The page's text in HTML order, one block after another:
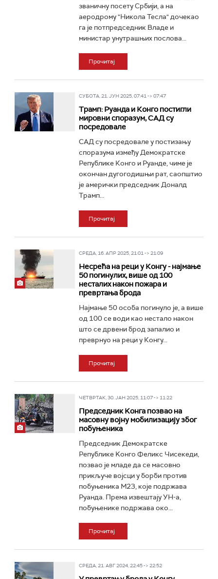
званичну посету Србији, а на
аеродрому "Никола Тесла" дочекао
га је потпредседник Владе и
министар унутрашњих послова...
Прочитај
СУБОТА, 21. ЈУН 2025, 07:41 -> 07:47
Трамп: Руанда и Конго постигли
мировни споразум, САД су
посредовале
САД су посредовале у постизању
споразума између Демократске
Републике Конго и Руанде, чиме је
окончан дугогодишњи рат, саопштио
је амерички председник Доналд
Трамп...
Прочитај
СРЕДА, 16. АПР 2025, 21:01 -> 21:09
Несрећа на реци у Конгу - најмање
50 погинулих, више од 100
несталих након пожара и
превртања брода
Најмање 50 особа погинуло је, а више
од 100 се води као нестало након
што се дрвени брод запалио и
преврнуо на реци у Конгу...
Прочитај
ЧЕТВРТАК, 30. ЈАН 2025, 11:07 -> 11:22
Председник Kонга позвао на
масовну војну мобилизацију због
побуњеника
Председник Демократске
Републике Kонго Феликс Чисекеди,
позвао је младе да се масовно
прикључе војсци у борби против
побуњеника М23, које подржава
Руанда. Према извештају УН-а,
побуњенике подржава око...
Прочитај
СРЕДА, 21. АВГ 2024, 22:45 -> 22:52